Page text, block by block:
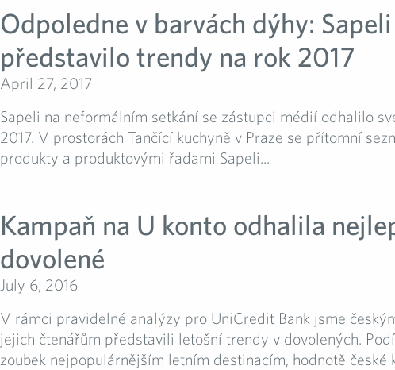
Odpoledne v barvách dýhy: Sapeli
představilo trendy na rok 2017
April 27, 2017
Sapeli na neformálním setkání se zástupci médií odhalilo
2017. V prostorách Tančící kuchyně v Praze se přítomní
produkty a produktovými řadami Sapeli...
Kampaň na U konto odhalila
dovolené
July 6, 2016
V rámci pravidelné analýzy pro UniCredit Bank jsme
jejich čtenářům představili letošní trendy v dovolených.
zoubek nejpopulárnějším letním destinacím, hodnotě české